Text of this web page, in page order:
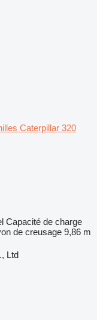
Caterpillar 320
Capacité de charge
de creusage 9,86 m
Ltd